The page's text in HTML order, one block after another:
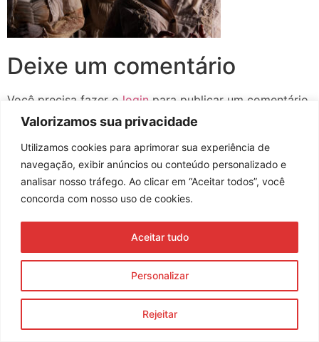
Valorizamos sua privacidade
Utilizamos cookies para aprimorar sua experiência de
navegação, exibir anúncios ou conteúdo personalizado e
analisar nosso tráfego. Ao clicar em “Aceitar todos”, você
concorda com nosso uso de cookies.
Personalizar
Rejeitar
Aceitar tudo
Deixe um comentário
Você precisa fazer o login para publicar um comentário.
Assine nossa newsletter
© 2023 Morente Forte. Todos os direitos reservados
Política de Privacidade e Termos de Uso